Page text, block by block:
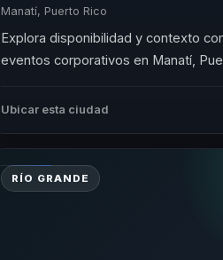
Manatí, Puerto Rico
Explora disponibilidad y contexto
eventos corporativos en Manatí,
Ubicar esta ciudad
RÍO GRANDE